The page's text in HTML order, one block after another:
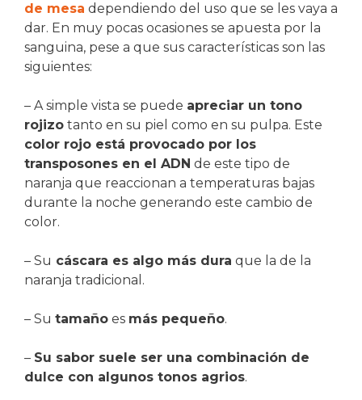
de mesa dependiendo del uso que se les vaya a
dar. En muy pocas ocasiones se apuesta por la
sanguina, pese a que sus características son las
siguientes:
– A simple vista se puede apreciar un tono
rojizo tanto en su piel como en su pulpa. Este
color rojo está provocado por los
transposones en el ADN de este tipo de
naranja que reaccionan a temperaturas bajas
durante la noche generando este cambio de
color.
– Su cáscara es algo más dura que la de la
naranja tradicional.
– Su tamaño es más pequeño.
– Su sabor suele ser una combinación de
dulce con algunos tonos agrios.